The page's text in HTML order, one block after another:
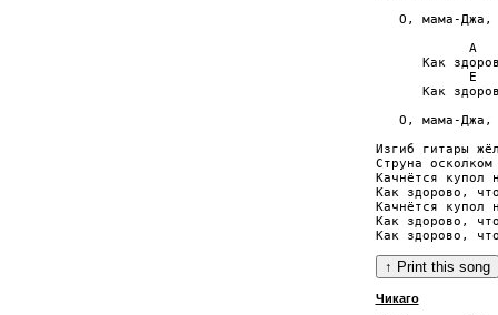
О, мама-Джа,
A
Как
E
Как
О, мама-Джа,
Изгиб гитары
Струна
Качнётся купол
Как здорово,
Качнётся купол
Как здорово,
Чикаго